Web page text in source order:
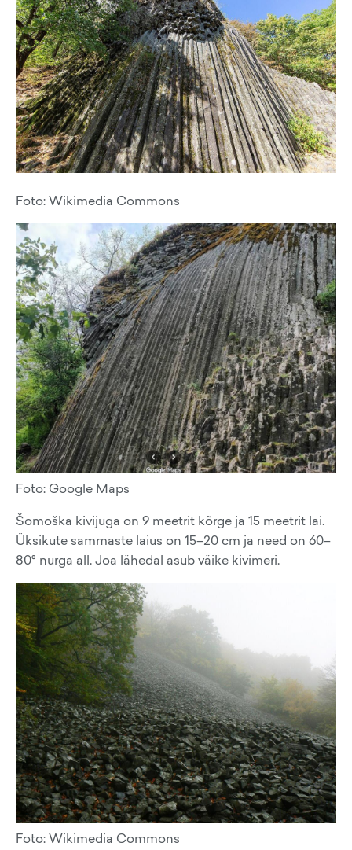
Foto: Wikimedia Commons
Foto: Google Maps
Šomoška kivijuga on 9 meetrit kõrge ja 15 meetrit lai.
Üksikute sammaste laius on 15–20 cm ja need on 60–
80° nurga all. Joa lähedal asub väike kivimeri.
Foto: Wikimedia Commons